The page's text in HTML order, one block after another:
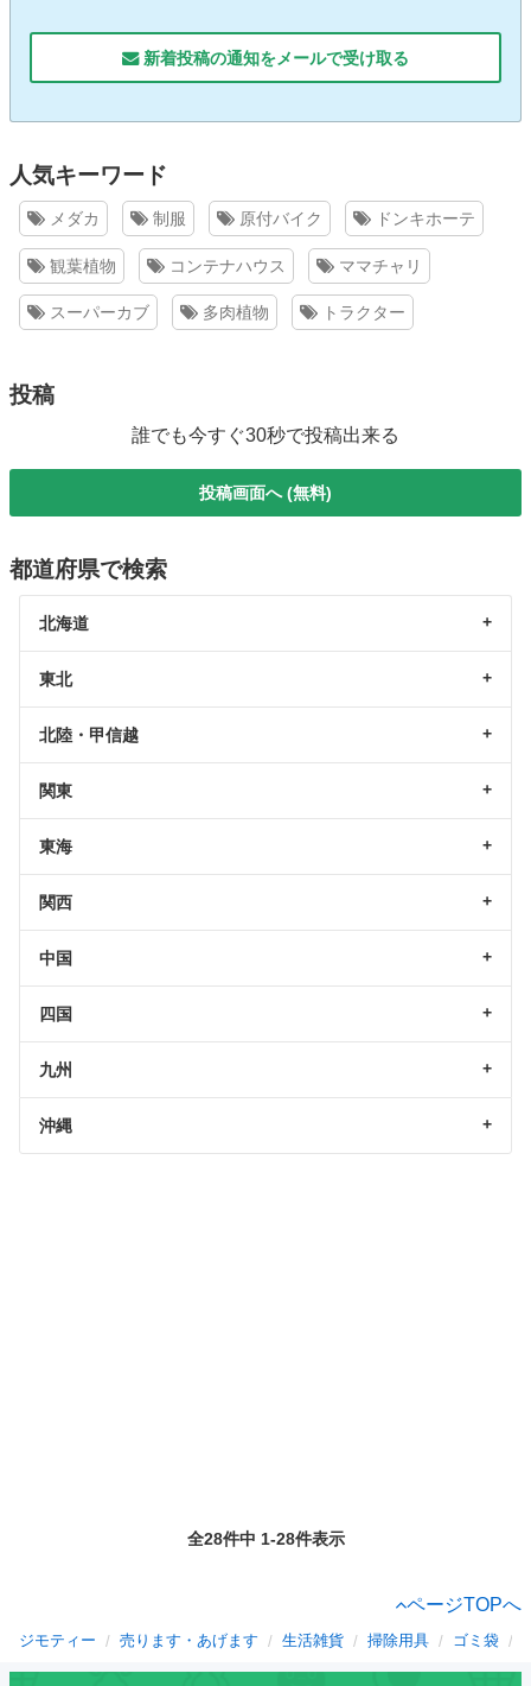
新着投稿の通知をメールで受け取る
人気キーワード
メダカ 制服 原付バイク ドンキホーテ
観葉植物 コンテナハウス ママチャリ
スーパーカブ 多肉植物 トラクター
投稿
誰でも今すぐ30秒で投稿出来る
投稿画面へ (無料)
都道府県で検索
北海道
東北
北陸・甲信越
関東
東海
関西
中国
四国
九州
沖縄
全28件中 1-28件表示
ページTOPへ
ジモティー 売ります・あげます 生活雑貨 掃除用具 ゴミ袋